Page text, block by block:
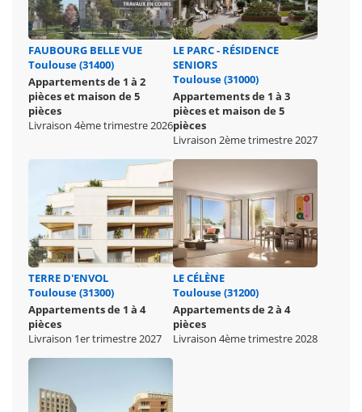
FAUBOURG BELLE VUE
Toulouse (31400)
Appartements de 1 à 2
pièces et maison de 5
pièces
Livraison 4ème trimestre 2026
LE PARC - RÉSIDENCE
SENIORS
Toulouse (31000)
Appartements de 1 à 3
pièces et maison de 5
pièces
Livraison 2ème trimestre 2027
TERRE D'ENVOL
Toulouse (31300)
Appartements de 1 à 4
pièces
Livraison 1er trimestre 2027
LE CÉLÈNE
Toulouse (31200)
Appartements de 2 à 4
pièces
Livraison 4ème trimestre 2028